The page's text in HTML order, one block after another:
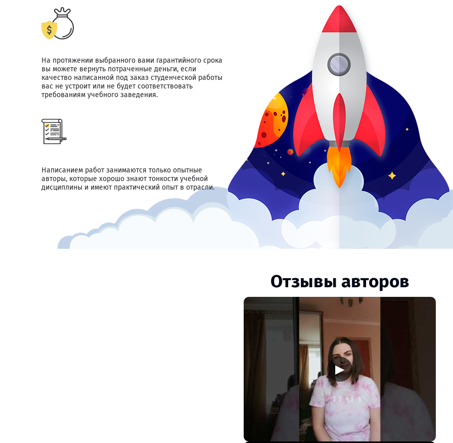
На протяжении выбранного вами гарантийного срока
вы можете вернуть потраченные деньги, если
качество написанной под заказ студенческой работы
вас не устроит или не будет соответствовать
требованиям учебного заведения.
Написанием работ занимаются только опытные
авторы, которые хорошо знают тонкости учебной
дисциплины и имеют практический опыт в отрасли.
Отзывы авторов
▶